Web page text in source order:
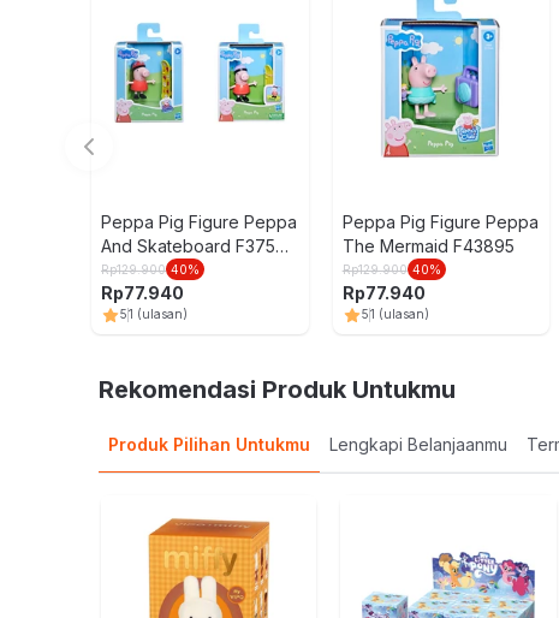
Peppa Pig Figure Peppa
And Skateboard F37585
Random
Rp129.900 40%
Rp77.940
51 (ulasan)
Peppa Pig Figure Peppa
The Mermaid F43895
Rp129.900 40%
Rp77.940
51 (ulasan)
Rekomendasi Produk Untukmu
Produk Pilihan Untukmu Lengkapi Belanjaanmu